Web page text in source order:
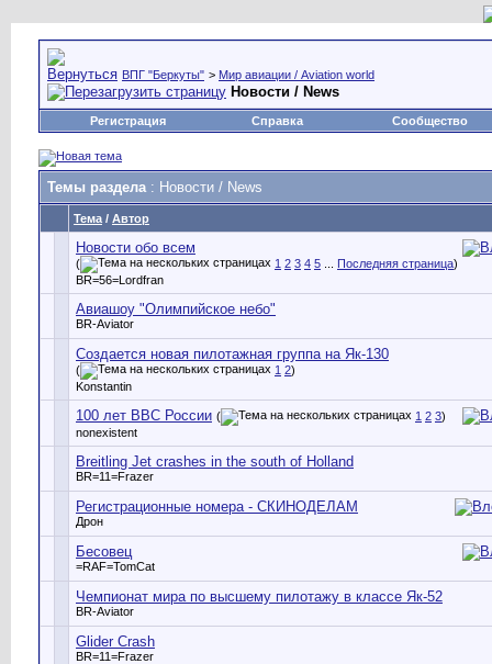
ВПГ "Беркуты" > Мир авиации / Aviation world
Новости / News
Регистрация Справка Сообщество
Темы раздела: Новости / News
Тема / Автор
Новости обо всем
( 1 2 3 4 5 Последняя страница)
BR=56=Lordfran
Авиашоу "Олимпийское небо"
BR-Aviator
Создается новая пилотажная группа на Як-130
( 1 2)
Konstantin
100 лет ВВС России ( 1 2 3)
nonexistent
Breitling Jet crashes in the south of Holland
BR=11=Frazer
Регистрационные номера - СКИНОДЕЛАМ
Дрон
Бесовец
=RAF=TomCat
Чемпионат мира по высшему пилотажу в классе Як-52
BR-Aviator
Glider Crash
BR=11=Frazer